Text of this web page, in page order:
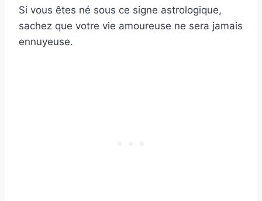
Si vous êtes né sous ce signe astrologique,
sachez que votre vie amoureuse ne sera jamais
ennuyeuse.